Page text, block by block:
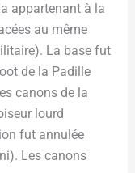
appartenant à la
au même
La base fut
de la Padille
canons de la
lourd
fut annulée
Les canons